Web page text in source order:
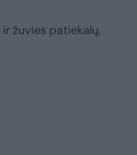
žuvies patiekalų,